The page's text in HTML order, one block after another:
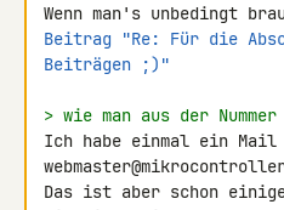
Beitrag "Re: Für die
Beiträgen ;)"
> wie man aus der
Ich habe einmal ein Mail
Das ist aber schon